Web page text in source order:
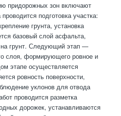
придорожных зон включают
подготовка участка:
грунта, установка
базовый слой асфальта,
грунт. Следующий этап —
слоя, формирующего ровное и
этапе осуществляется
ровность поверхности,
уклонов для отвода
проводится разметка
дорожек, устанавливаются